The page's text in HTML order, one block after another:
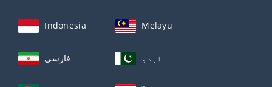
Indonesia Melayu
فارسی اردو